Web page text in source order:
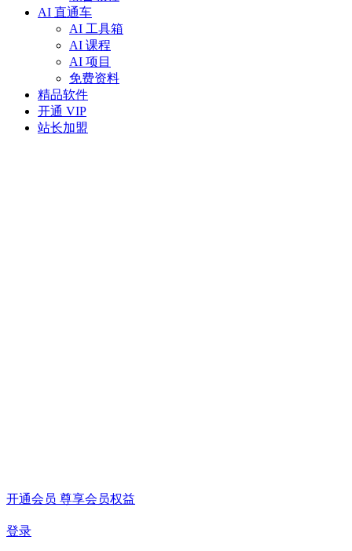
AI 直通车
AI 工具箱
AI 课程
AI 项目
免费资料
精品软件
开通 VIP
站长加盟
开通会员 尊享会员权益
登录